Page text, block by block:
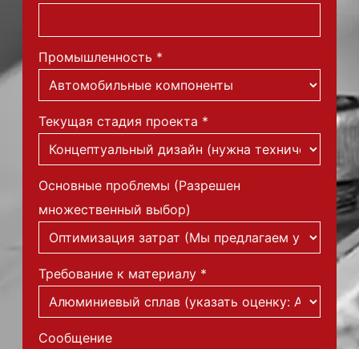
Промышленность *
Текущая стадия проекта *
Основные проблемы (Разрешен
множественный выбор)
Требование к материалу *
Сообщение